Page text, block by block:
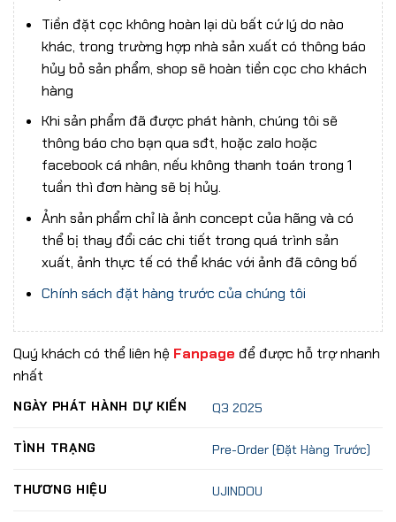
Tiền đặt cọc không hoàn lại dù bất cứ lý do nào
khác, trong trường hợp nhà sản xuất có thông báo
hủy bỏ sản phẩm, shop sẽ hoàn tiền cọc cho khách
hàng
Khi sản phẩm đã được phát hành, chúng tôi sẽ
thông báo cho bạn qua sđt, hoặc zalo hoặc
facebook cá nhân, nếu không thanh toán trong 1
tuần thì đơn hàng sẽ bị hủy.
Ảnh sản phẩm chỉ là ảnh concept của hãng và có
thể bị thay đổi các chi tiết trong quá trình sản
xuất, ảnh thực tế có thể khác với ảnh đã công bố
Chính sách đặt hàng trước của chúng tôi
Quý khách có thể liên hệ Fanpage để được hỗ trợ nhanh
nhất
NGÀY PHÁT HÀNH DỰ KIẾN Q3 2025
TÌNH TRẠNG Pre-Order (Đặt Hàng Trước)
THƯƠNG HIỆU UJINDOU